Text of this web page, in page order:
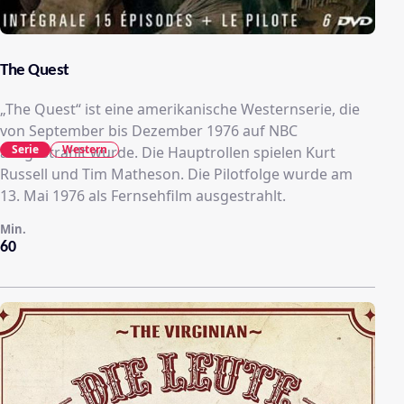
The Quest
„The Quest“ ist eine amerikanische Westernserie, die
von September bis Dezember 1976 auf NBC
ausgestrahlt wurde. Die Hauptrollen spielen Kurt
Russell und Tim Matheson. Die Pilotfolge wurde am
13. Mai 1976 als Fernsehfilm ausgestrahlt.
60
Min.
Serie Western